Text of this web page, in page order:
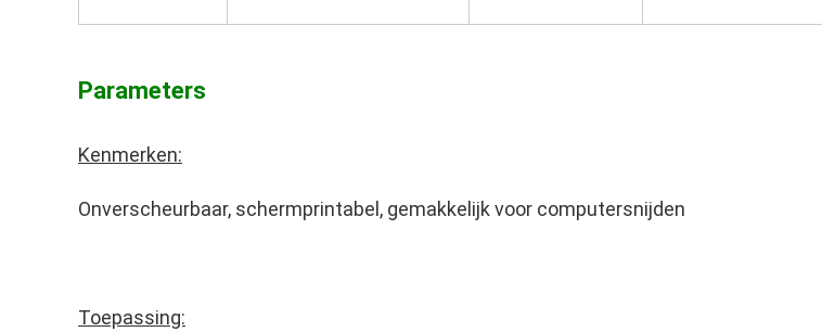
Parameters
Kenmerken:
Onverscheurbaar, schermprintabel, gemakkelijk voor computersnijden
Toepassing: